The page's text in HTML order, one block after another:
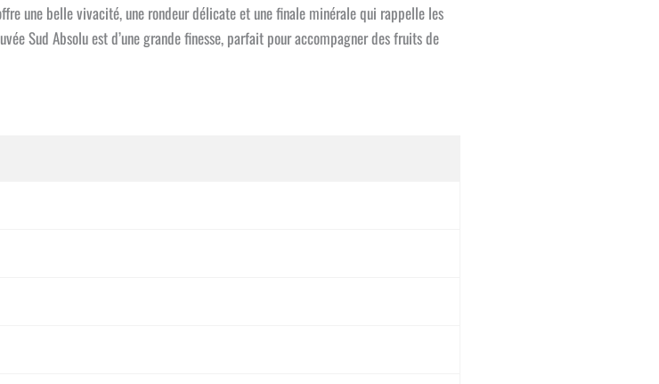
une belle vivacité, une rondeur délicate et une finale minérale qui rappelle les
Sud Absolu est d’une grande finesse, parfait pour accompagner des fruits de